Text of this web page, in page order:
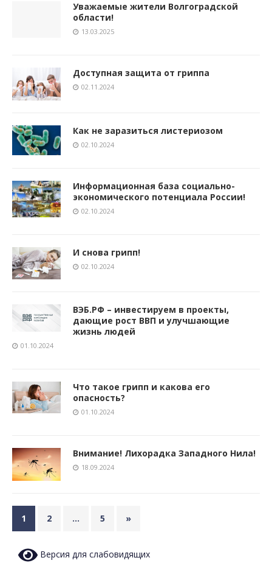
Уважаемые жители Волгоградской
области!
13.03.2025
Доступная защита от гриппа
02.11.2024
Как не заразиться листериозом
02.10.2024
Информационная база социально-
экономического потенциала России!
02.10.2024
И снова грипп!
02.10.2024
ВЭБ.РФ – инвестируем в проекты,
дающие рост ВВП и улучшающие
жизнь людей
01.10.2024
Что такое грипп и какова его
опасность?
01.10.2024
Внимание! Лихорадка Западного Нила!
18.09.2024
1 2 … 5 »
Версия для слабовидящих